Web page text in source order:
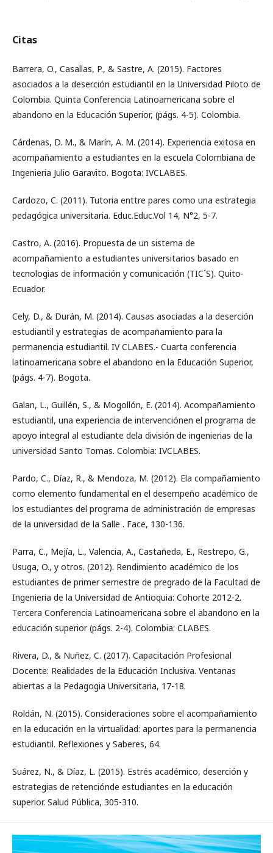
Citas
Barrera, O., Casallas, P., & Sastre, A. (2015). Factores
asociados a la deserción estudiantil en la Universidad Piloto de
Colombia. Quinta Conferencia Latinoamericana sobre el
abandono en la Educación Superior, (págs. 4-5). Colombia.
Cárdenas, D. M., & Marín, A. M. (2014). Experiencia exitosa en
acompañamiento a estudiantes en la escuela Colombiana de
Ingenieria Julio Garavito. Bogota: IVCLABES.
Cardozo, C. (2011). Tutoria enttre pares como una estrategia
pedagógica universitaria. Educ.Educ.Vol 14, N°2, 5-7.
Castro, A. (2016). Propuesta de un sistema de
acompañamiento a estudiantes universitarios basado en
tecnologias de información y comunicación (TIC´S). Quito-
Ecuador.
Cely, D., & Durán, M. (2014). Causas asociadas a la deserción
estudiantil y estrategias de acompañamiento para la
permanencia estudiantil. IV CLABES.- Cuarta conferencia
latinoamericana sobre el abandono en la Educación Superior,
(págs. 4-7). Bogota.
Galan, L., Guillén, S., & Mogollón, E. (2014). Acompañamiento
estudiantil, una experiencia de intervenciónen el programa de
apoyo integral al estudiante dela división de ingenierias de la
universidad Santo Tomas. Colombia: IVCLABES.
Pardo, C., Díaz, R., & Mendoza, M. (2012). Ela compañamiento
como elemento fundamental en el desempeño académico de
los estudiantes del programa de administración de empresas
de la universidad de la Salle . Face, 130-136.
Parra, C., Mejía, L., Valencia, A., Castañeda, E., Restrepo, G.,
Usuga, O., y otros. (2012). Rendimiento académico de los
estudiantes de primer semestre de pregrado de la Facultad de
Ingenieria de la Universidad de Antioquia: Cohorte 2012-2.
Tercera Conferencia Latinoamericana sobre el abandono en la
educación superior (págs. 2-4). Colombia: CLABES.
Rivera, D., & Nuñez, C. (2017). Capacitación Profesional
Docente: Realidades de la Educación Inclusiva. Ventanas
abiertas a la Pedagogia Universitaria, 17-18.
Roldán, N. (2015). Consideraciones sobre el acompañamiento
en la educación en la virtualidad: aportes para la permanencia
estudiantil. Reflexiones y Saberes, 64.
Suárez, N., & Díaz, L. (2015). Estrés académico, deserción y
estrategias de retenciónde estudiantes en la educación
superior. Salud Pública, 305-310.